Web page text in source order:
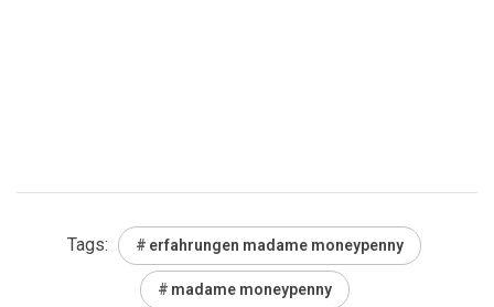
Tags: erfahrungen madame moneypenny
madame moneypenny